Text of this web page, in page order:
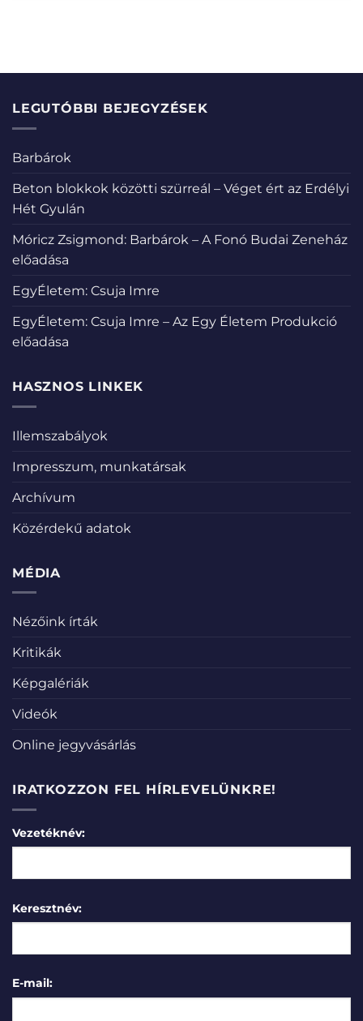
LEGUTÓBBI BEJEGYZÉSEK
Barbárok
Beton blokkok közötti szürreál – Véget ért az Erdélyi
Hét Gyulán
Móricz Zsigmond: Barbárok – A Fonó Budai Zeneház
előadása
EgyÉletem: Csuja Imre
EgyÉletem: Csuja Imre – Az Egy Életem Produkció
előadása
HASZNOS LINKEK
Illemszabályok
Impresszum, munkatársak
Archívum
Közérdekű adatok
MÉDIA
Nézőink írták
Kritikák
Képgalériák
Videók
Online jegyvásárlás
IRATKOZZON FEL HÍRLEVELÜNKRE!
Vezetéknév:
Keresztnév:
E-mail: